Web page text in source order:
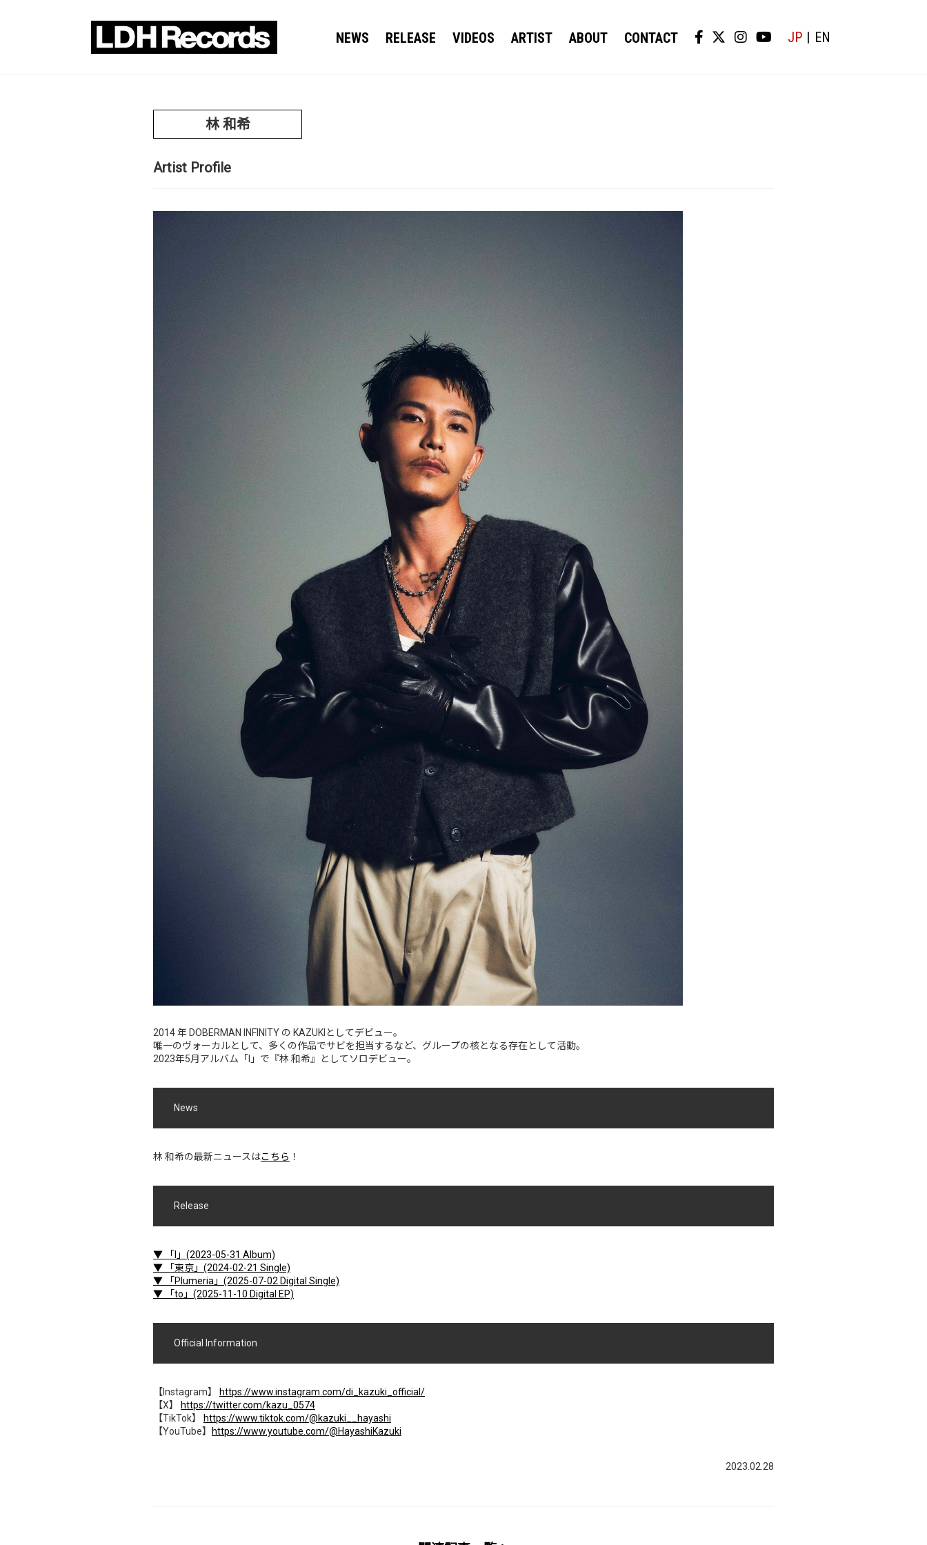
NEWS RELEASE VIDEOS ARTIST ABOUT CONTACT JP EN
林 和希
Artist Profile
2014 年 DOBERMAN INFINITY の KAZUKIとしてデビュー。
唯一のヴォーカルとして、多くの作品でサビを担当するなど、グループの核となる存在として活動。
2023年5月アルバム「I」で『林 和希』としてソロデビュー。
News
林 和希の最新ニュースはこちら ！
Release
▼ 「I」(2023-05-31 Album)
▼ 「東京」(2024-02-21 Single)
▼ 「Plumeria」(2025-07-02 Digital Single)
▼ 「to」(2025-11-10 Digital EP)
Official Information
【Instagram】 https://www.instagram.com/di_kazuki_official/
【X】 https://twitter.com/kazu_0574
【TikTok】 https://www.tiktok.com/@kazuki__hayashi
【YouTube】 https://www.youtube.com/@HayashiKazuki
2023.02.28